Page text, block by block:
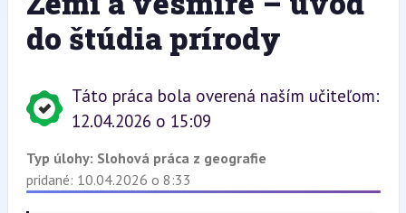
do štúdia prírody
Táto práca bola overená naším učiteľom:
12.04.2026 o 15:09
Typ úlohy: Slohová práca z geografie
pridané: 10.04.2026 o 8:33